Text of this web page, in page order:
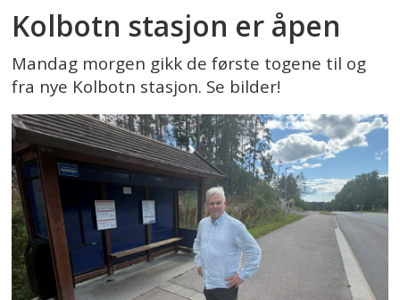
Kolbotn stasjon er åpen
Mandag morgen gikk de første togene til og
fra nye Kolbotn stasjon. Se bilder!